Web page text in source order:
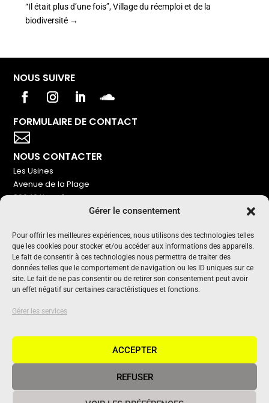
Gérer le consentement
Pour offrir les meilleures expériences, nous utilisons des technologies telles
que les cookies pour stocker et/ou accéder aux informations des appareils.
Le fait de consentir à ces technologies nous permettra de traiter des
données telles que le comportement de navigation ou les ID uniques sur ce
site. Le fait de ne pas consentir ou de retirer son consentement peut avoir
un effet négatif sur certaines caractéristiques et fonctions.
Gérer les services
ACCEPTER
REFUSER
“Il était plus d’une fois”, Village du réemploi et de la
biodiversité →
NOUS SUIVRE
FORMULAIRE DE CONTACT

NOUS CONTACTER
Les Usines
Avenue de la Plage
86240 Ligugé
NOUS SOUTENIR
Pour maintenir un média indépendant, gratuit et sans
publicité
Oui !
© 2020 Vivant Communication • Tous droits réservés •